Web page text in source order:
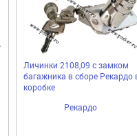
Личинки 2108,09 с замком
багажника в сборе Рекардо
коробке
Рекардо